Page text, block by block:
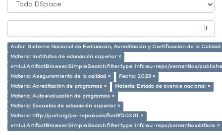
Ir
Autor: Sistema Nacional de Evaluación, Acreditación y Certificación de la
Materia: Institutos de educación superior ×
xmlui.ArtifactBrowser.SimpleSearch.filter.type: info:eu-repo/semantics/
Materia: Aseguramiento de la calidad ×
Fecha: 2023 ×
Materia: Acreditación de programas ×
Materia: Estado de avance nacional ×
Materia: Autoevaluación de programas ×
Materia: Escuelas de educación superior ×
Materia: http://purl.org/pe-repo/ocde/ford#5.03.01 ×
xmlui.ArtifactBrowser.SimpleSearch.filter.type: info:eu-repo/semantics/article ×